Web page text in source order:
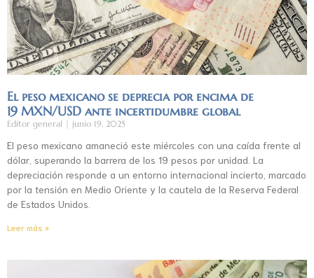
El peso mexicano se deprecia por encima de
19 MXN/USD ante incertidumbre global
Editor general junio 19, 2025
El peso mexicano amaneció este miércoles con una caída frente al
dólar, superando la barrera de los 19 pesos por unidad. La
depreciación responde a un entorno internacional incierto, marcado
por la tensión en Medio Oriente y la cautela de la Reserva Federal
de Estados Unidos.
Leer más »